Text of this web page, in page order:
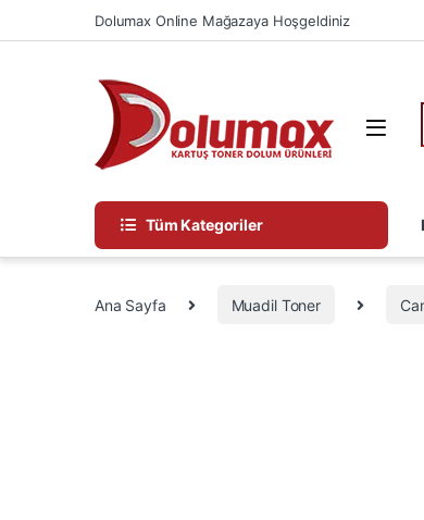
Skip to navigation
Skip to contentDolumax Online Mağazaya Hoşgeldiniz
Tüm Kategoriler
Ana Sayfa Muadil Toner